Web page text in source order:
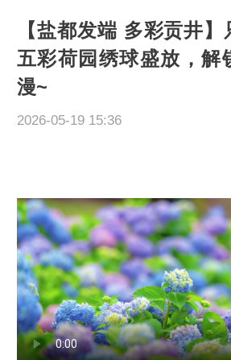
【盐都发端 多彩贡井】
五彩荷园绣球盛放，解
漫~
2026-05-19 15:36